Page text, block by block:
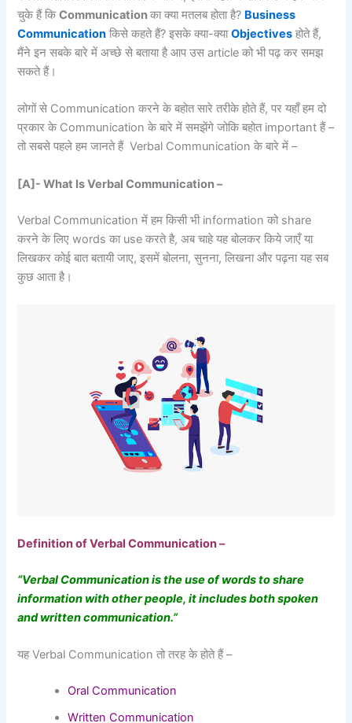
चुके हैं किCommunicationका क्या मतलब होता है? Business
Communication किसे कहते हैं? इसके क्या-क्याObjectives होते हैं,
मैंने इन सबके बारे में अच्छे से बताया है आप उस article को भी पढ़ कर समझ
सकते हैं।
लोगों से Communication करने के बहोत सारे तरीके होते हैं, पर यहाँ हम दो
प्रकार के Communication के बारे में समझेंगे जोकि बहोत important हैं –
तो सबसे पहले हम जानते हैं Verbal Communication के बारे में –
[A]- What Is Verbal Communication –
Verbal Communication में हम किसी भी information को share
करने के लिए words का use करते है, अब चाहे यह बोलकर किये जाएँ या
लिखकर कोई बात बतायी जाए, इसमें बोलना, सुनना, लिखना और पढ़ना यह सब
कुछ आता है।
Definition of Verbal Communication –
“Verbal Communication is the use of words to share
information with other people, it includes both spoken
and written communication.”
यह Verbal Communication तो तरह के होते हैं –
Oral Communication
Written Communication